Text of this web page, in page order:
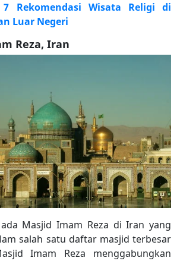
7 Rekomendasi Wisata Religi di
Luar Negeri
Reza, Iran
Masjid Imam Reza di Iran yang
salah satu daftar masjid terbesar
Imam Reza menggabungkan